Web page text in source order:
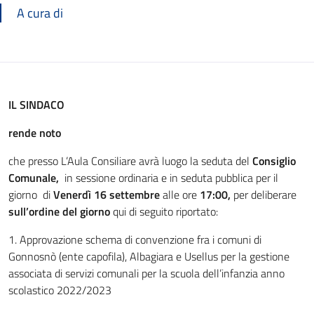
A cura di
IL SINDACO
rende noto
che presso L’Aula Consiliare avrà luogo la seduta del Consiglio
Comunale, in sessione ordinaria e in seduta pubblica per il
giorno diVenerdì 16 settembrealle ore 17:00, per deliberare
sull’ordine del giornoqui di seguito riportato:
1. Approvazione schema di convenzione fra i comuni di
Gonnosnò (ente capofila), Albagiara e Usellus per la gestione
associata di servizi comunali per la scuola dell’infanzia anno
scolastico 2022/2023